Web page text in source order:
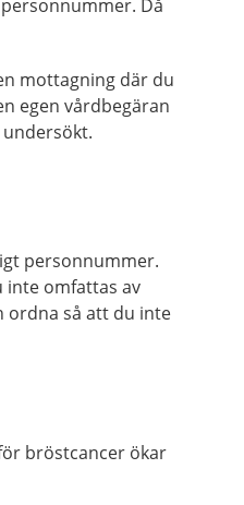
Då
mottagning där du
egen vårdbegäran
personnummer.
inte omfattas av
ordna så att du inte
bröstcancer ökar